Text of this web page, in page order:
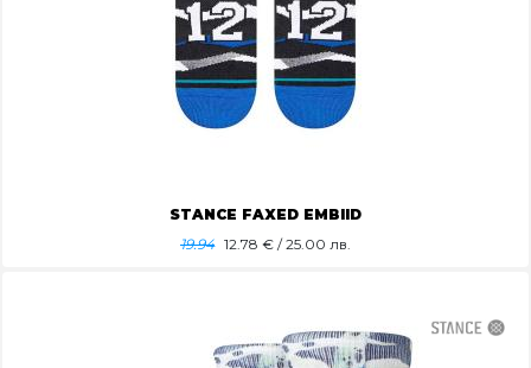
STANCE FAXED EMBIID
19.94 12.78 € / 25.00 лв.